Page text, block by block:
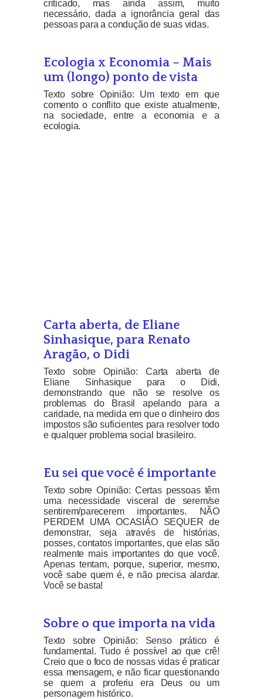
criticado, mas ainda assim, muito
necessário, dada a ignorância geral das
pessoas para a condução de suas vidas.
Ecologia x Economia – Mais
um (longo) ponto de vista
Texto sobre Opinião: Um texto em que
comento o conflito que existe atualmente,
na sociedade, entre a economia e a
ecologia.
Carta aberta, de Eliane
Sinhasique, para Renato
Aragão, o Didi
Texto sobre Opinião: Carta aberta de
Eliane Sinhasique para o Didi,
demonstrando que não se resolve os
problemas do Brasil apelando para a
caridade, na medida em que o dinheiro dos
impostos são suficientes para resolver todo
e qualquer problema social brasileiro.
Eu sei que você é importante
Texto sobre Opinião: Certas pessoas têm
uma necessidade visceral de serem/se
sentirem/parecerem importantes. NÃO
PERDEM UMA OCASIÃO SEQUER de
demonstrar, seja através de histórias,
posses, contatos importantes, que elas são
realmente mais importantes do que você.
Apenas tentam, porque, superior, mesmo,
você sabe quem é, e não precisa alardar.
Você se basta!
Sobre o que importa na vida
Texto sobre Opinião: Senso prático é
fundamental. Tudo é possível ao que crê!
Creio que o foco de nossas vidas é praticar
essa mensagem, e não ficar questionando
se quem a proferiu era Deus ou um
personagem histórico.